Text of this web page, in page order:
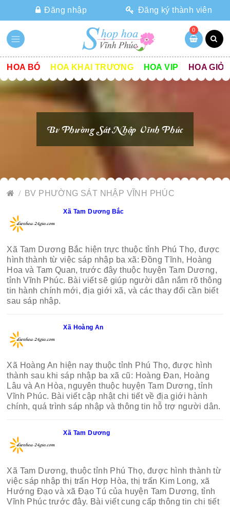
Đăng nhập Đăng ký thành viên
0
HOA BÓ HOA KHAI TRƯƠNG HOA VIP HOA GIỎ
Bv Phường Sát Nhập Vĩnh Phúc
BV PHƯỜNG SÁT NHẬP VĨNH PHÚC
Xã Tam Dương Bắc
Xã Tam Dương Bắc hiện trực thuộc tỉnh Phú Thọ, được
hình thành từ việc sáp nhập ba xã: Đồng Tĩnh, Hoàng
Hoa và Tam Quan, trước đây thuộc huyện Tam Dương,
tỉnh Vĩnh Phúc. Bài viết sẽ giúp người dân nắm rõ thông
tin hành chính mới, địa giới xã, và các thay đổi cần biết
sau sáp nhập.
Xã Hoàng An
Xã Hoàng An hiện nay thuộc tỉnh Phú Thọ, được hình
thành sau khi sáp nhập ba xã cũ: Hoàng Đan, Hoàng
Lâu và An Hòa, nguyên thuộc huyện Tam Dương, tỉnh
Vĩnh Phúc. Bài viết cập nhật chi tiết về địa giới hành
chính, quá trình sáp nhập và thông tin hỗ trợ người dân.
Xã Tam Dương
Xã Tam Dương, thuộc tỉnh Phú Thọ, được hình thành từ
việc sáp nhập thị trấn Hợp Hòa, thị trấn Kim Long, xã
Hướng Đạo và xã Đạo Tú của huyện Tam Dương, tỉnh
Vĩnh Phúc trước đây. Bài viết cung cấp thông tin chi tiết